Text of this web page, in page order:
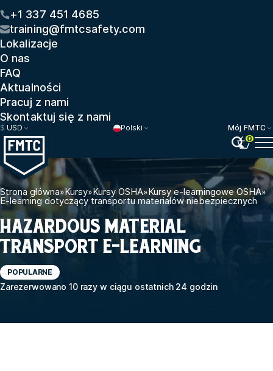
+1 337 451 4685
training@fmtcsafety.com
Lokalizacje
O nas
FAQ
Aktualności
Pracuj z nami
Skontaktuj się z nami
$ USD Polski
Mój FMTC
0
Strona główna»Kursy»Kursy OSHA»Kursy e-learningowe OSHA»
E-learning dotyczący transportu materiałów niebezpiecznych
HAZARDOUS MATERIAL
TRANSPORT E-LEARNING
POPULARNE
Zarezerwowano 10 razy w ciągu ostatnich 24 godzin